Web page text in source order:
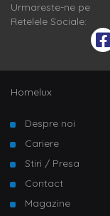
Urmareste-ne pe
Retelele Sociale:
Homelux
Despre noi
Cariere
Stiri / Presa
Contact
Magazine